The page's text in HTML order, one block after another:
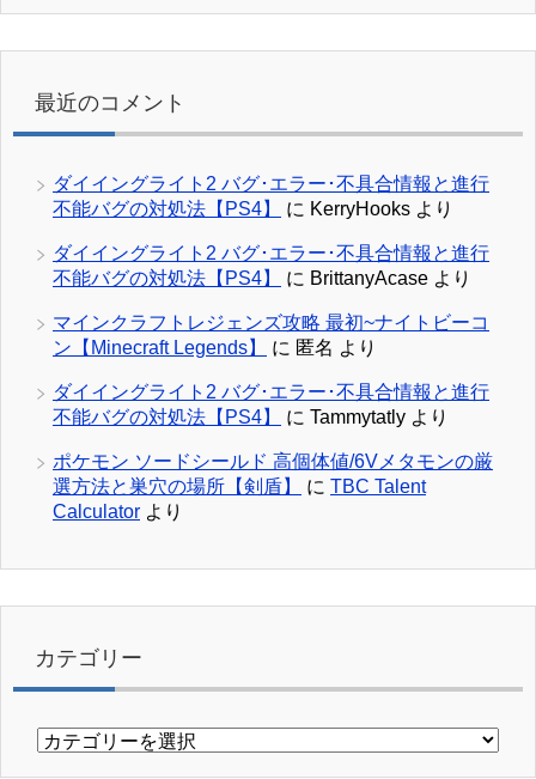
最近のコメント
ダイイングライト2 バグ･エラー･不具合情報と進行
不能バグの対処法【PS4】
に KerryHooks より
ダイイングライト2 バグ･エラー･不具合情報と進行
不能バグの対処法【PS4】
に BrittanyAcase より
マインクラフトレジェンズ攻略 最初~ナイトビーコ
ン【Minecraft Legends】
に 匿名 より
ダイイングライト2 バグ･エラー･不具合情報と進行
不能バグの対処法【PS4】
に Tammytatly より
ポケモン ソードシールド 高個体値/6Vメタモンの厳
選方法と巣穴の場所【剣盾】
に TBC Talent
Calculator より
カテゴリー
カ